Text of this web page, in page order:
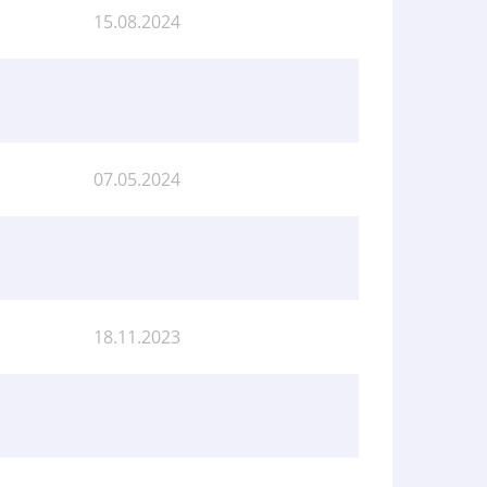
15.08.2024
07.05.2024
18.11.2023